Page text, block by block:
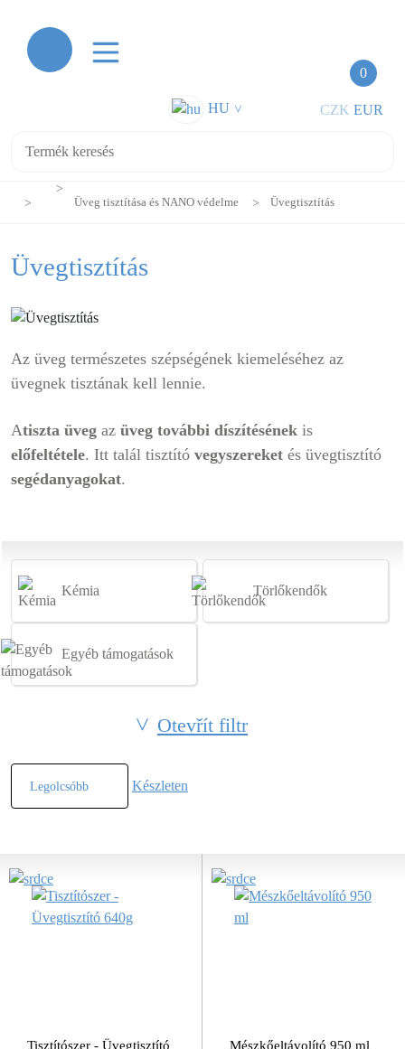
0
HU > CZK EUR
Üveg tisztítása és NANO védelme Üvegtisztítás
Üvegtisztítás
Az üveg természetes szépségének kiemeléséhez az
üvegnek tisztának kell lennie.
Atiszta üveg az üveg további díszítésének is
előfeltétele. Itt talál tisztító vegyszereket és üvegtisztító
segédanyagokat.
Kémia Törlőkendők
Egyéb támogatások
Otevřít filtr
Készleten
Tisztítószer - Üvegtisztító
Mészkőeltávolító 950 ml